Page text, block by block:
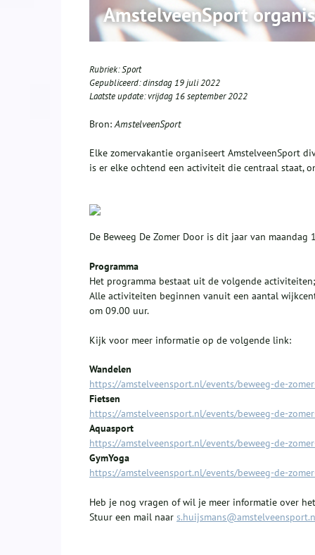
AmstelveenSport
Rubriek:Sport
Gepubliceerd:dinsdag 19 juli 2022
Laatste update:vrijdag 16 september 2022
Bron:AmstelveenSport
Elke zomervakantie organiseert AmstelveenSport
is er elke ochtend een activiteit die centraal staat,
De Beweeg De Zomer Door is dit jaar van
Programma
Het programma bestaat uit de volgende
Alle activiteiten beginnen vanuit een aantal
om 09.00 uur.
Kijk voor meer informatie op de volgende link:
Wandelen
https://amstelveensport.nl/events/beweeg-de-
Fietsen
https://amstelveensport.nl/events/beweeg-de-
Aquasport
https://amstelveensport.nl/events/beweeg-de-
GymYoga
https://amstelveensport.nl/events/beweeg-de-
Heb je nog vragen of wil je meer informatie over
Stuur een mail naar